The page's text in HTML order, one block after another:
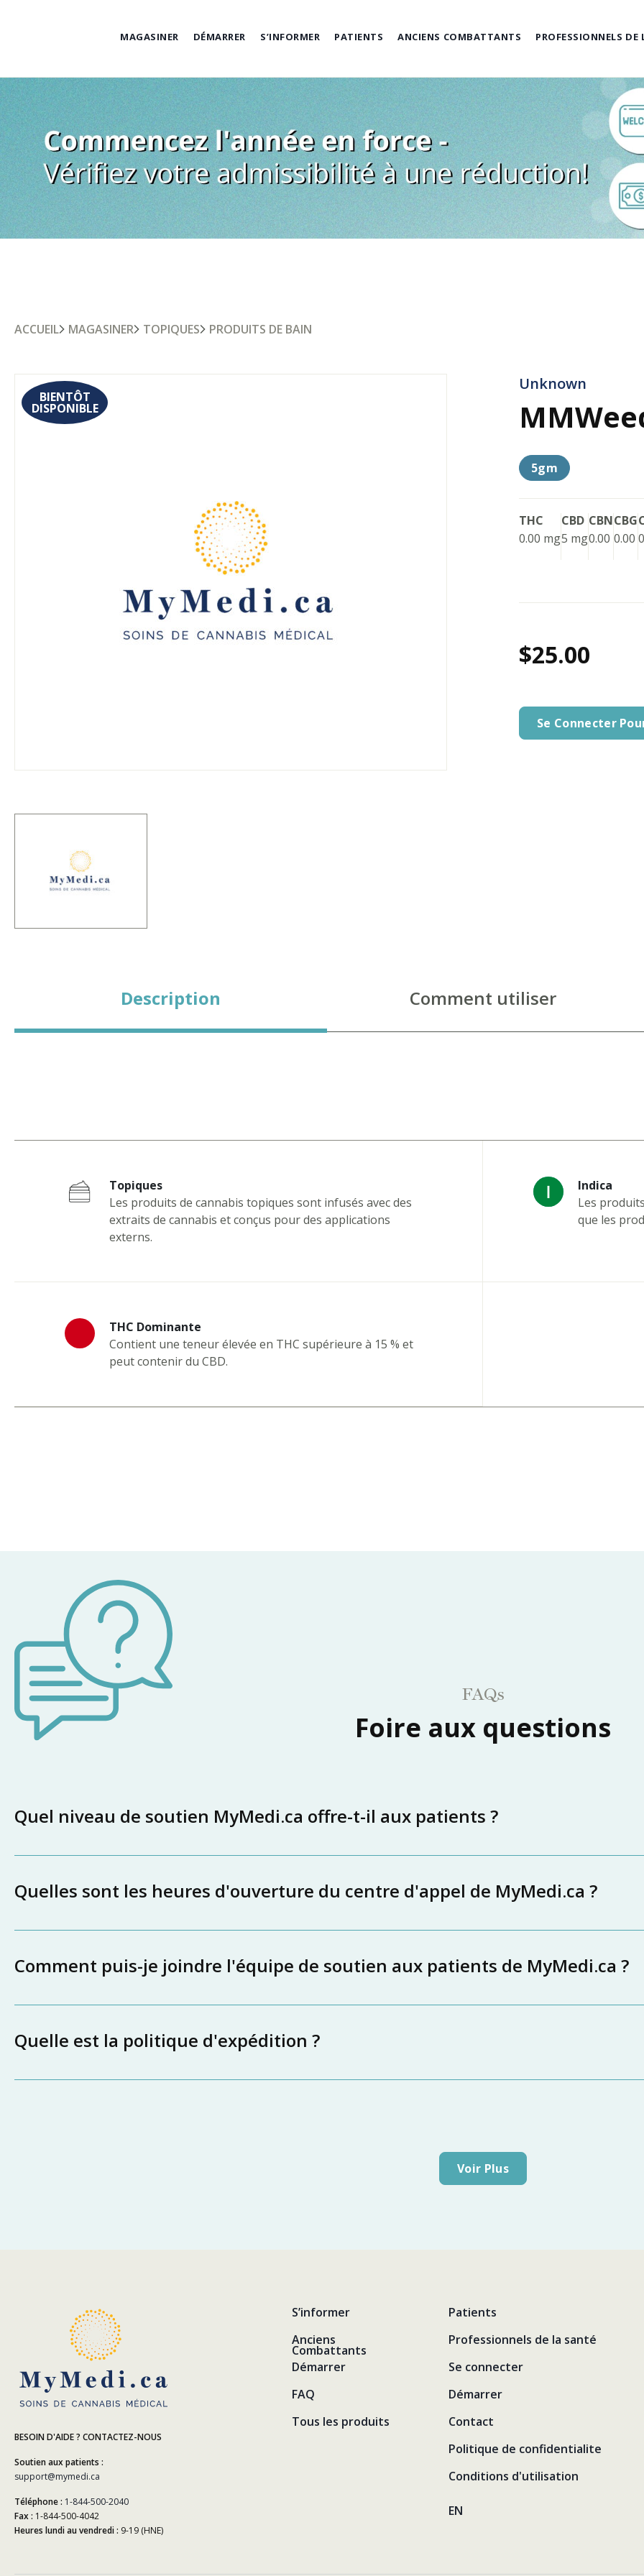
MAGASINER DÉMARRER S’INFORMER PATIENTS ANCIENS COMBATTANTS
PROFESSIONNELS DE
ACCUEIL MAGASINER TOPIQUES PRODUITS DE BAIN
BIENTÔT
DISPONIBLE
Unknown
5gm
THC
0.00 mg
CBD
5 mg
CBN
0.00
CBG
0.00
$25.00
Se Connecter
Description Comment utiliser
Topiques
Les produits de cannabis topiques sont infusés avec des
extraits de cannabis et conçus pour des applications
externs.
Indica
Les
que les
THC Dominante
Contient une teneur élevée en THC supérieure à 15 % et
peut contenir du CBD.
FAQs
Foire aux questions
Quel niveau de soutien MyMedi.ca offre-t-il aux patients ?
Quelles sont les heures d'ouverture du centre d'appel de MyMedi.ca ?
Comment puis-je joindre l'équipe de soutien aux patients de MyMedi.ca ?
Quelle est la politique d'expédition ?
Voir Plus
BESOIN D'AIDE ? CONTACTEZ-NOUS
Soutien aux patients :
support@mymedi.ca
Téléphone : 1-844-500-2040
Fax : 1-844-500-4042
Heures lundi au vendredi : 9-19 (HNE)
S’informer
Anciens
Combattants
Démarrer
FAQ
Tous les produits
Patients
Professionnels de la santé
Se connecter
Démarrer
Contact
Politique de confidentialite
Conditions d'utilisation
EN